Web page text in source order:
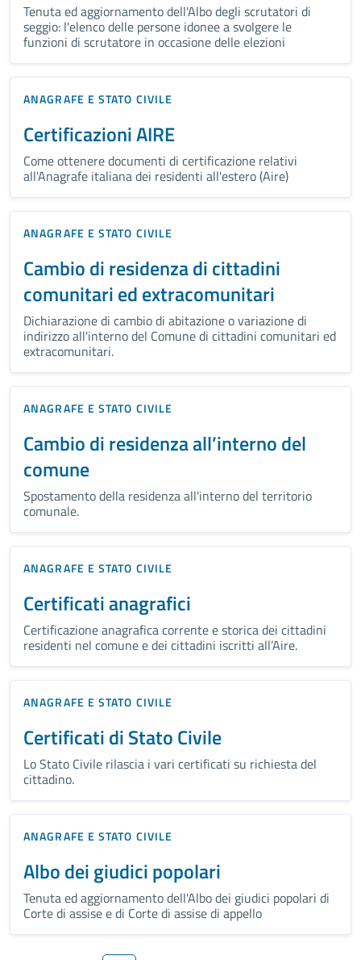
Tenuta ed aggiornamento dell'Albo degli scrutatori di
seggio: l'elenco delle persone idonee a svolgere le
funzioni di scrutatore in occasione delle elezioni
ANAGRAFE E STATO CIVILE
Certificazioni AIRE
Come ottenere documenti di certificazione relativi
all'Anagrafe italiana dei residenti all'estero (Aire)
ANAGRAFE E STATO CIVILE
Cambio di residenza di cittadini
comunitari ed extracomunitari
Dichiarazione di cambio di abitazione o variazione di
indirizzo all'interno del Comune di cittadini comunitari ed
extracomunitari.
ANAGRAFE E STATO CIVILE
Cambio di residenza all’interno del
comune
Spostamento della residenza all'interno del territorio
comunale.
ANAGRAFE E STATO CIVILE
Certificati anagrafici
Certificazione anagrafica corrente e storica dei cittadini
residenti nel comune e dei cittadini iscritti all’Aire.
ANAGRAFE E STATO CIVILE
Certificati di Stato Civile
Lo Stato Civile rilascia i vari certificati su richiesta del
cittadino.
ANAGRAFE E STATO CIVILE
Albo dei giudici popolari
Tenuta ed aggiornamento dell'Albo dei giudici popolari di
Corte di assise e di Corte di assise di appello